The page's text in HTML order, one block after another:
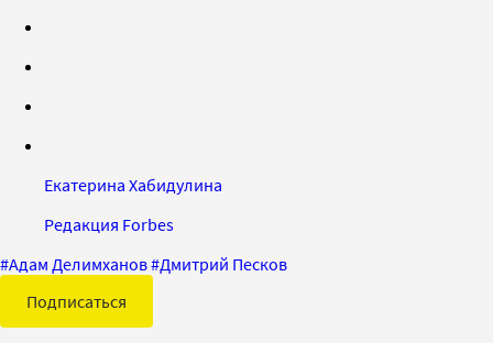
Екатерина Хабидулина
Редакция Forbes
#Адам Делимханов#Дмитрий Песков
Подписаться